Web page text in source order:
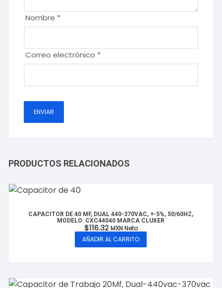
Nombre *
Correo electrónico *
PRODUCTOS RELACIONADOS
CAPACITOR DE 40 MF, DUAL 440-370VAC, +-5%, 50/60HZ,
MODELO: CXC44040 MARCA CLUXER
$116.32 MXN Neto
AÑADIR AL CARRITO